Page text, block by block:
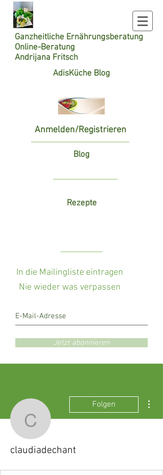
Ganzheitliche Ernährungsberatung
Online-Beratung
Andrijana Fritsch
AdisKüche Blog
Anmelden/Registrieren
Blog
Rezepte
In die Mailingliste eintragen
Nie wieder was verpassen
Jetzt abonnieren
claudiadechant
Folgen
claudiadechant